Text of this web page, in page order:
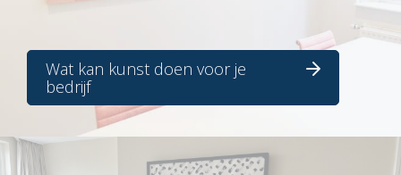
Wat kan kunst doen voor je
bedrijf